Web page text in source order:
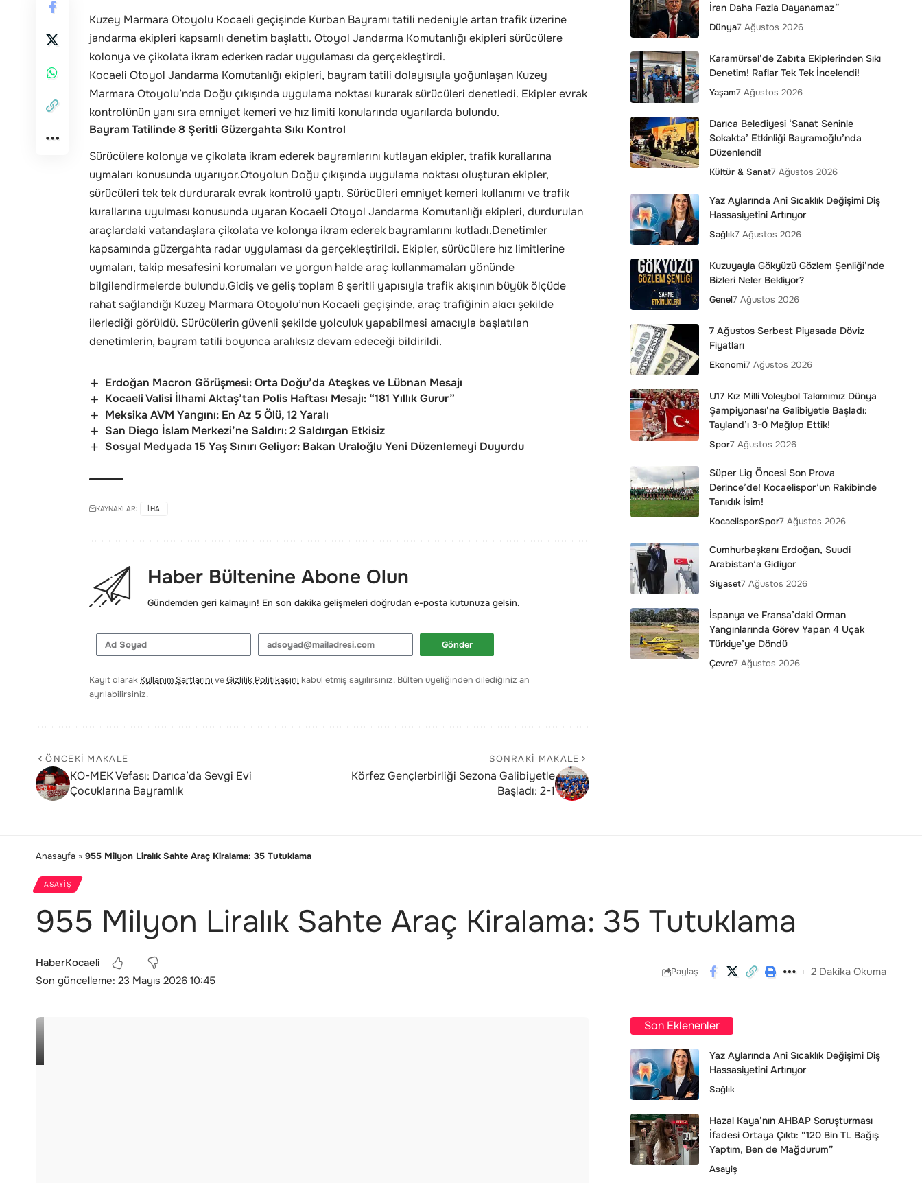
Kuzey Marmara Otoyolu Kocaeli geçişinde Kurban Bayramı tatili nedeniyle artan trafik üzerine
jandarma ekipleri kapsamlı denetim başlattı. Otoyol Jandarma Komutanlığı ekipleri sürücülere
kolonya ve çikolata ikram ederken radar uygulaması da gerçekleştirdi.
Kocaeli Otoyol Jandarma Komutanlığı ekipleri, bayram tatili dolayısıyla yoğunlaşan Kuzey
Marmara Otoyolu’nda Doğu çıkışında uygulama noktası kurarak sürücüleri denetledi. Ekipler evrak
kontrolünün yanı sıra emniyet kemeri ve hız limiti konularında uyarılarda bulundu.
Bayram Tatilinde 8 Şeritli Güzergahta Sıkı Kontrol
Sürücülere kolonya ve çikolata ikram ederek bayramlarını kutlayan ekipler, trafik kurallarına
uymaları konusunda uyarıyor.Otoyolun Doğu çıkışında uygulama noktası oluşturan ekipler,
sürücüleri tek tek durdurarak evrak kontrolü yaptı. Sürücüleri emniyet kemeri kullanımı ve trafik
kurallarına uyulması konusunda uyaran Kocaeli Otoyol Jandarma Komutanlığı ekipleri, durdurulan
araçlardaki vatandaşlara çikolata ve kolonya ikram ederek bayramlarını kutladı.Denetimler
kapsamında güzergahta radar uygulaması da gerçekleştirildi. Ekipler, sürücülere hız limitlerine
uymaları, takip mesafesini korumaları ve yorgun halde araç kullanmamaları yönünde
bilgilendirmelerde bulundu.Gidiş ve geliş toplam 8 şeritli yapısıyla trafik akışının büyük ölçüde
rahat sağlandığı Kuzey Marmara Otoyolu’nun Kocaeli geçişinde, araç trafiğinin akıcı şekilde
ilerlediği görüldü. Sürücülerin güvenli şekilde yolculuk yapabilmesi amacıyla başlatılan
denetimlerin, bayram tatili boyunca aralıksız devam edeceği bildirildi.
Erdoğan Macron Görüşmesi: Orta Doğu’da Ateşkes ve Lübnan Mesajı
Kocaeli Valisi İlhami Aktaş’tan Polis Haftası Mesajı: “181 Yıllık Gurur”
Meksika AVM Yangını: En Az 5 Ölü, 12 Yaralı
San Diego İslam Merkezi’ne Saldırı: 2 Saldırgan Etkisiz
Sosyal Medyada 15 Yaş Sınırı Geliyor: Bakan Uraloğlu Yeni Düzenlemeyi Duyurdu
KAYNAKLAR: IHA
Haber Bültenine Abone Olun
Gündemden geri kalmayın! En son dakika gelişmeleri doğrudan e-posta kutunuza gelsin.
Gönder
Kayıt olarak Kullanım ŞartlarınıveGizlilik Politikasını kabul etmiş sayılırsınız. Bülten üyeliğinden dilediğiniz an
ayrılabilirsiniz.
ÖNCEKI MAKALE
KO-MEK Vefası: Darıca’da Sevgi Evi
Çocuklarına Bayramlık
SONRAKI MAKALE
Körfez Gençlerbirliği Sezona Galibiyetle
Başladı: 2-1
İran Daha Fazla Dayanamaz”
Dünya7 Ağustos 2026
Karamürsel’de Zabıta Ekiplerinden Sıkı
Denetim! Raflar Tek Tek İncelendi!
Yaşam7 Ağustos 2026
Darıca Belediyesi ‘Sanat Seninle
Sokakta’ Etkinliği Bayramoğlu’nda
Düzenlendi!
Kültür & Sanat7 Ağustos 2026
Yaz Aylarında Ani Sıcaklık Değişimi Diş
Hassasiyetini Artırıyor
Sağlık7 Ağustos 2026
Kuzuyayla Gökyüzü Gözlem Şenliği’nde
Bizleri Neler Bekliyor?
Genel7 Ağustos 2026
7 Ağustos Serbest Piyasada Döviz
Fiyatları
Ekonomi7 Ağustos 2026
U17 Kız Milli Voleybol Takımımız Dünya
Şampiyonası’na Galibiyetle Başladı:
Tayland’ı 3-0 Mağlup Ettik!
Spor7 Ağustos 2026
Süper Lig Öncesi Son Prova
Derince’de! Kocaelispor’un Rakibinde
Tanıdık İsim!
KocaelisporSpor7 Ağustos 2026
Cumhurbaşkanı Erdoğan, Suudi
Arabistan’a Gidiyor
Siyaset7 Ağustos 2026
İspanya ve Fransa’daki Orman
Yangınlarında Görev Yapan 4 Uçak
Türkiye’ye Döndü
Çevre7 Ağustos 2026
Anasayfa » 955 Milyon Liralık Sahte Araç Kiralama: 35 Tutuklama
ASAYIŞ
955 Milyon Liralık Sahte Araç Kiralama: 35 Tutuklama
Son güncelleme: 23 Mayıs 2026 10:45
HaberKocaeli
Paylaş 2 Dakika Okuma
Son Eklenenler
Yaz Aylarında Ani Sıcaklık Değişimi Diş
Hassasiyetini Artırıyor
Sağlık
Hazal Kaya’nın AHBAP Soruşturması
İfadesi Ortaya Çıktı: “120 Bin TL Bağış
Yaptım, Ben de Mağdurum”
Asayiş